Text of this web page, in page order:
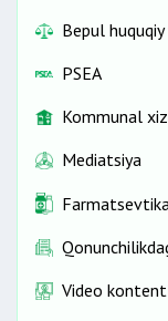
Bepul
PSEA
Kommunal
Mediatsiya
Video